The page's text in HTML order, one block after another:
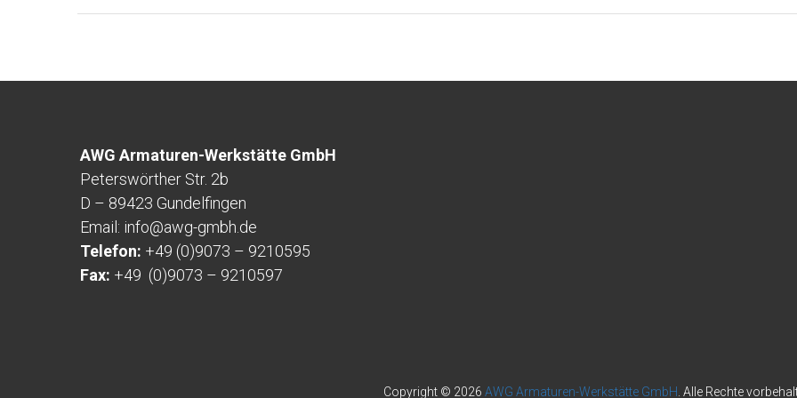
AWG Armaturen-Werkstätte GmbH
Peterswörther Str. 2b
D – 89423 Gundelfingen
Email: info@awg-gmbh.de
Telefon: +49 (0)9073 – 9210595
Fax: +49 (0)9073 – 9210597
Copyright © 2026 AWG Armaturen-Werkstätte GmbH . Alle Rechte